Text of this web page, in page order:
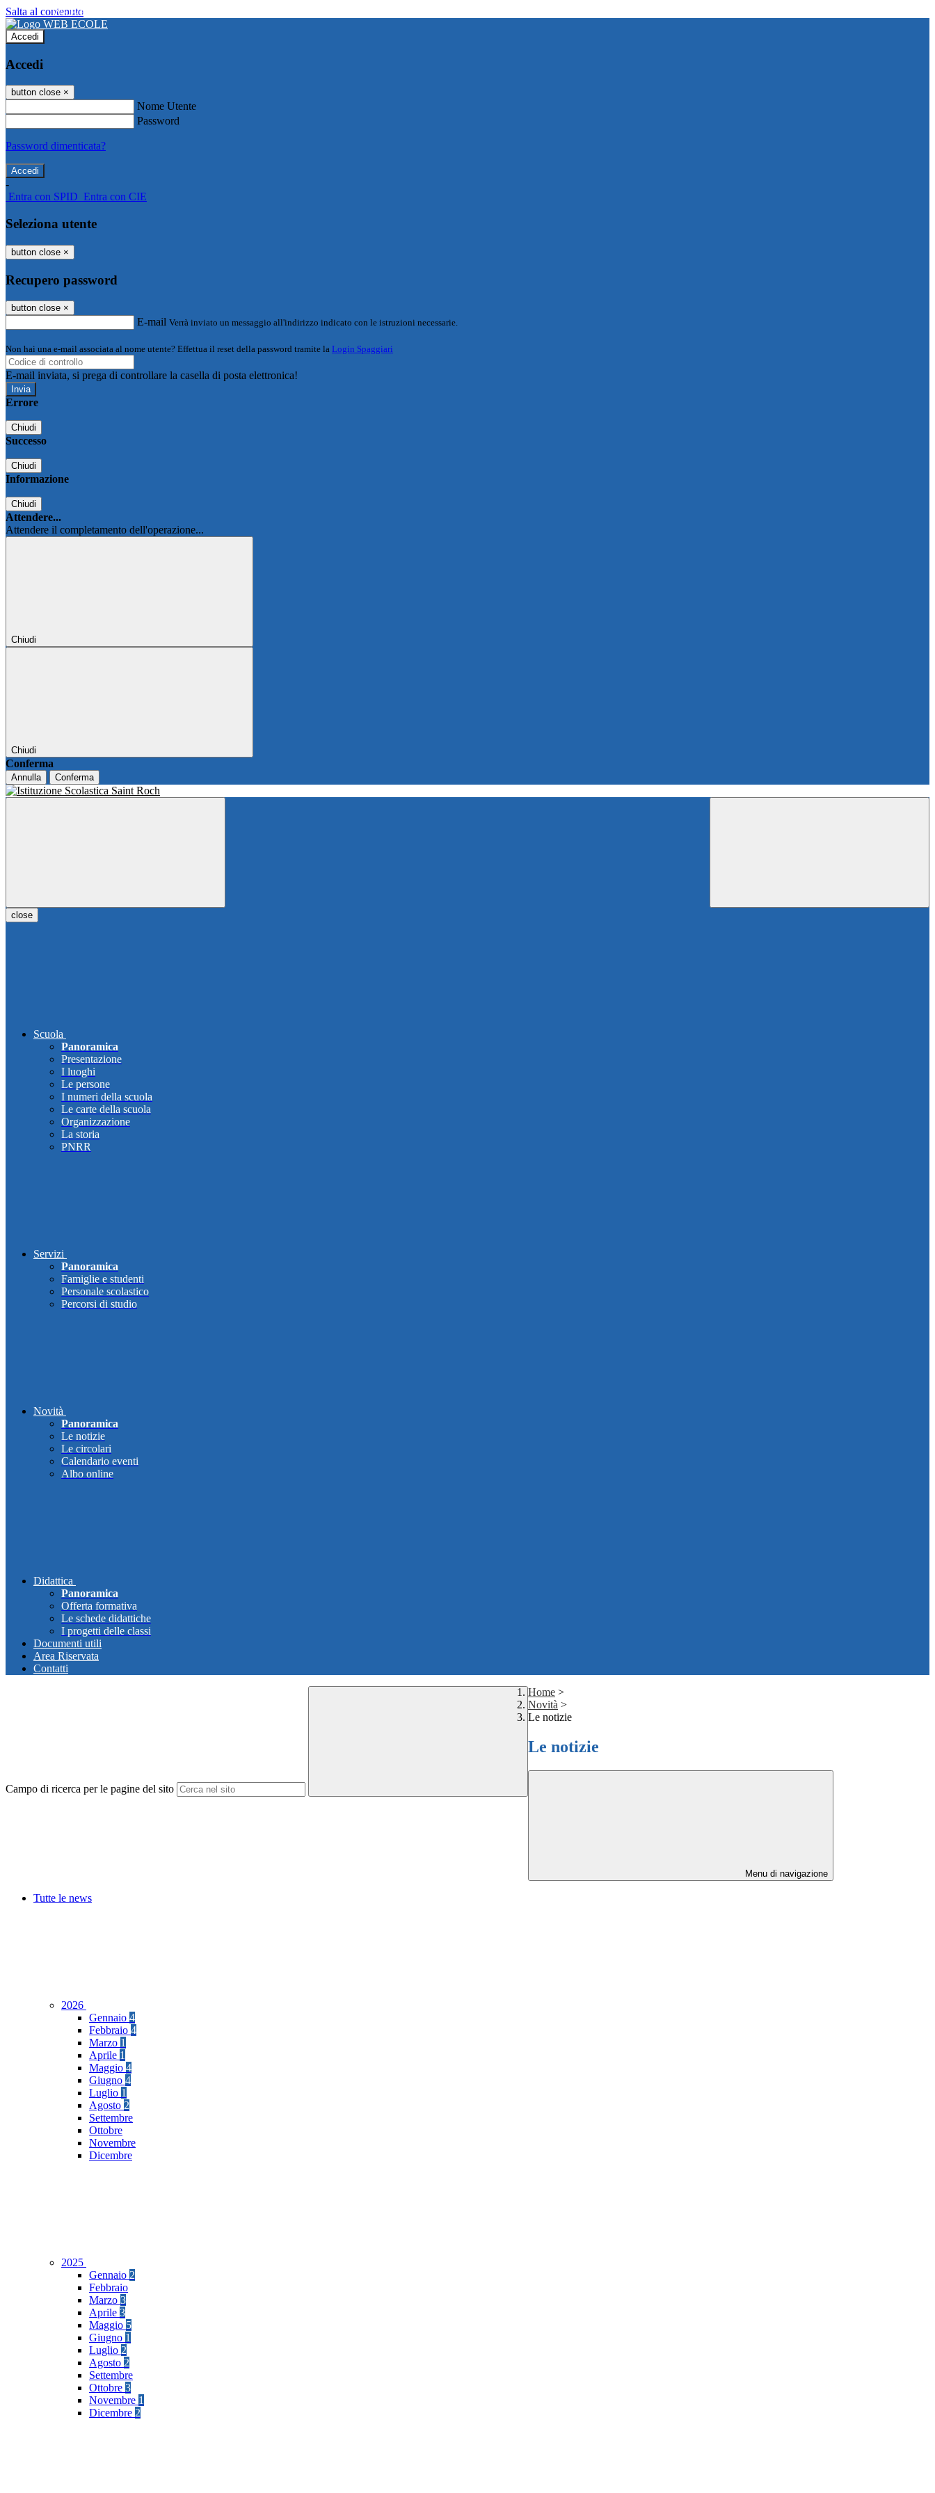
Salta al contenuto
WEB ECOLE
Accedi
Accedi
button close ×
Nome Utente
Password
Password dimenticata?
-
Entra con SPID Entra con CIE
Seleziona utente
button close ×
Recupero password
button close ×
E-mail Verrà inviato un messaggio all'indirizzo indicato con le istruzioni necessarie.
Non hai una e-mail associata al nome utente? Effettua il reset della password tramite la Login Spaggiari
E-mail inviata, si prega di controllare la casella di posta elettronica!
Errore
Chiudi
Successo
Chiudi
Informazione
Chiudi
Attendere...
Attendere il completamento dell'operazione...
Chiudi
Chiudi
Conferma
Annulla Conferma
close
Scuola
Panoramica
Presentazione
I luoghi
Le persone
I numeri della scuola
Le carte della scuola
Organizzazione
La storia
PNRR
Servizi
Panoramica
Famiglie e studenti
Personale scolastico
Percorsi di studio
Novità
Panoramica
Le notizie
Le circolari
Calendario eventi
Albo online
Didattica
Panoramica
Offerta formativa
Le schede didattiche
I progetti delle classi
Documenti utili
Area Riservata
Contatti
Campo di ricerca per le pagine del sito
Home >
Novità >
Le notizie
Le notizie
Menu di navigazione
Tutte le news
2026
Gennaio 4
Febbraio 4
Marzo 1
Aprile 1
Maggio 4
Giugno 4
Luglio 1
Agosto 2
Settembre
Ottobre
Novembre
Dicembre
2025
Gennaio 2
Febbraio
Marzo 3
Aprile 3
Maggio 5
Giugno 1
Luglio 2
Agosto 2
Settembre
Ottobre 3
Novembre 1
Dicembre 2